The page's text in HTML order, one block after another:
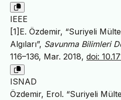
IEEE
[1]E. Özdemir, “Suriyeli
Algıları”, Savunma Bilimleri
116–136, Mar. 2018, doi:
ISNAD
Özdemir, Erol. “Suriyeli